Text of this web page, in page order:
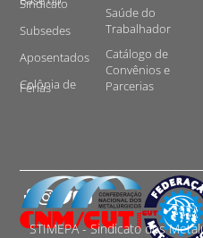
Sindicato
Subsedes
Aposentados
Colônia de
Férias
Saúde do
Trabalhador
Catálogo de
Convênios e
Parcerias
STIMEPA - Sindicato dos